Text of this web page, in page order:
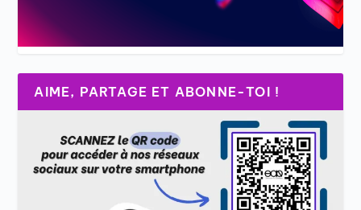
AIME, PARTAGE ET ABONNE-TOI !